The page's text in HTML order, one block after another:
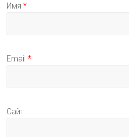
Имя*
Email*
Сайт